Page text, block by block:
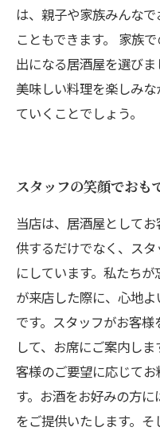
は、親子や家族みんな
こともできます。 家族
出になる居酒屋を選び
美味しい料理を楽しみ
ていくことでしょう。
スタッフの笑顔でおも
当店は、居酒屋として
供するだけでなく、ス
にしています。私たち
が来店した際に、心地
です。スタッフがお客
して、お席にご案内し
客様のご要望に応じて
す。お酒をお好みの方
をご提供いたします。